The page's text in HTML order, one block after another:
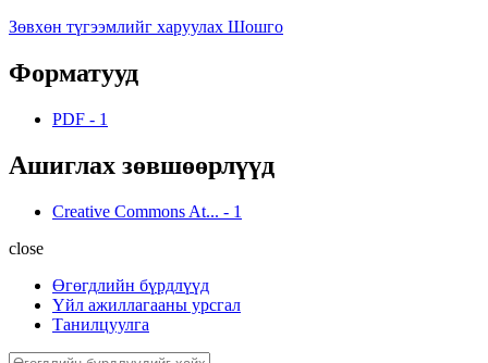
Зөвхөн түгээмлийг харуулах Шошго
Форматууд
PDF - 1
Ашиглах зөвшөөрлүүд
Creative Commons At... - 1
close
Өгөгдлийн бүрдлүүд
Үйл ажиллагааны урсгал
Танилцуулга